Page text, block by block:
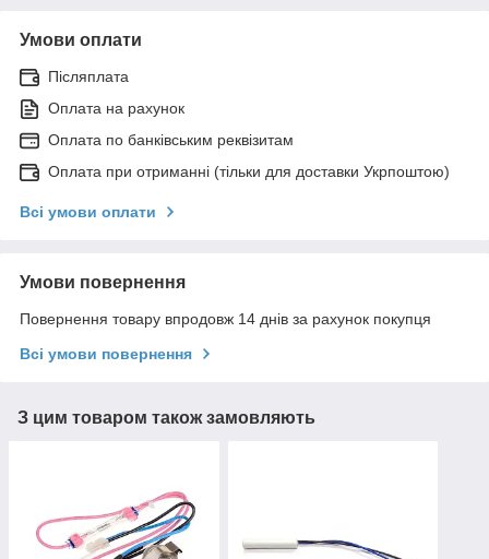
Умови оплати
Післяплата
Оплата на рахунок
Оплата по банківським реквізитам
Оплата при отриманні (тільки для доставки Укрпоштою)
Всі умови оплати
Умови повернення
Повернення товару впродовж 14 днів за рахунок покупця
Всі умови повернення
З цим товаром також замовляють